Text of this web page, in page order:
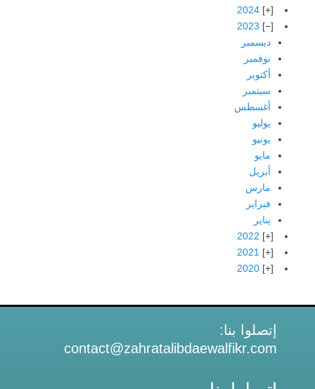
2024
2023
ديسمبر
نوفمبر
أكتوبر
سبتمبر
أغسطس
يوليو
يونيو
مايو
أبريل
مارس
فبراير
يناير
2022
2021
2020
إتصلوا بنا:
contact@zahratalibdaewalfikr.com